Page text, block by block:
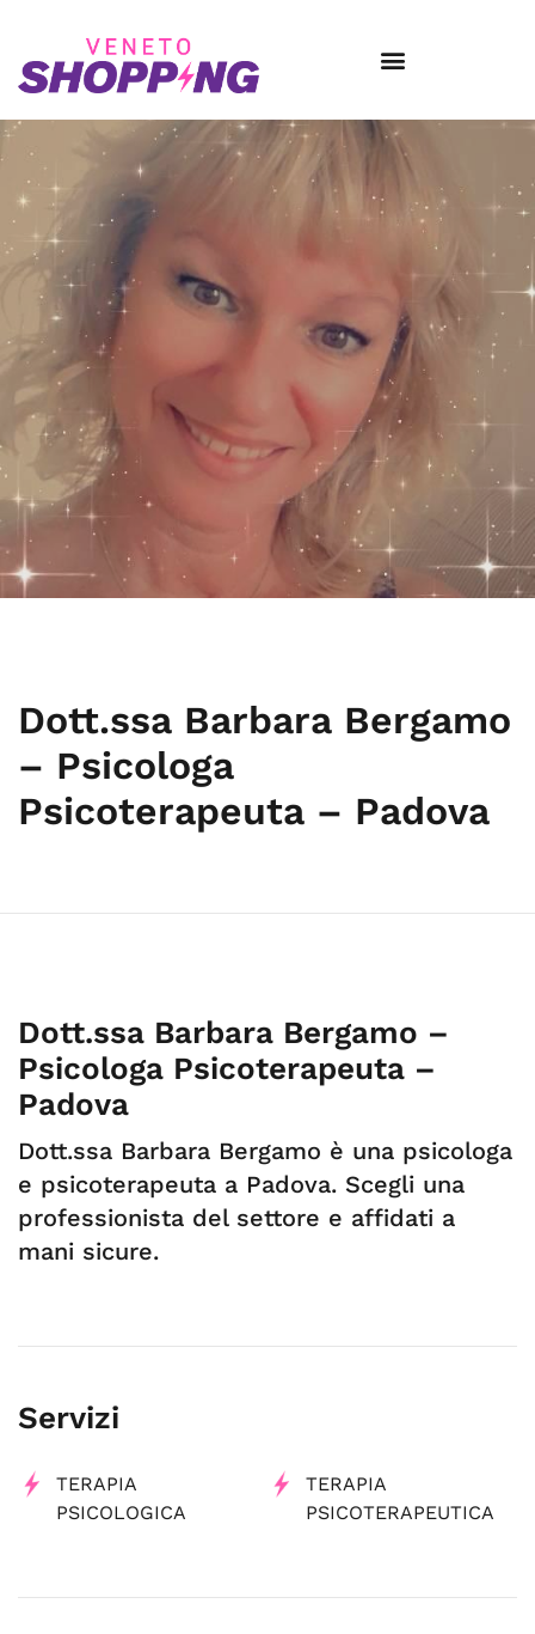
Dott.ssa Barbara Bergamo
– Psicologa
Psicoterapeuta – Padova
Dott.ssa Barbara Bergamo –
Psicologa Psicoterapeuta –
Padova
Dott.ssa Barbara Bergamo è una psicologa
e psicoterapeuta a Padova. Scegli una
professionista del settore e affidati a
mani sicure.
Servizi
TERAPIA
PSICOLOGICA
TERAPIA
PSICOTERAPEUTICA